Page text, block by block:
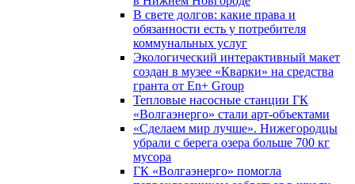
В свете долгов: какие права и
обязанности есть у потребителя
коммунальных услуг
Экологический интерактивный макет
создан в музее «Кварки» на средства
гранта от En+ Group
Тепловые насосные станции ГК
«Волгаэнерго» стали арт-объектами
«Сделаем мир лучше». Нижегородцы
убрали с берега озера больше 700 кг
мусора
ГК «Волгаэнерго» помогла